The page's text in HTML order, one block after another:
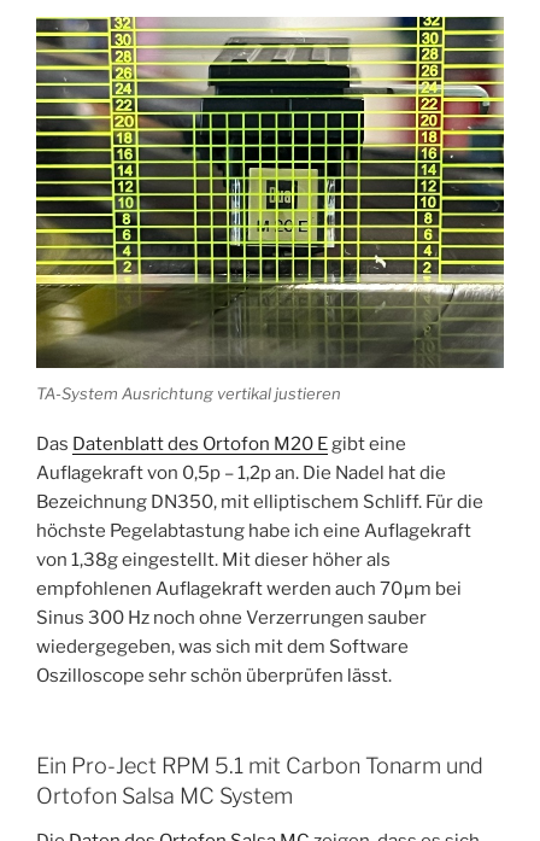
TA-System Ausrichtung vertikal justieren
Das Datenblatt des Ortofon M20 Egibt eine
Auflagekraft von 0,5p – 1,2p an. Die Nadel hat die
Bezeichnung DN350, mit elliptischem Schliff. Für die
höchste Pegelabtastung habe ich eine Auflagekraft
von 1,38g eingestellt. Mit dieser höher als
empfohlenen Auflagekraft werden auch 70μm bei
Sinus 300 Hz noch ohne Verzerrungen sauber
wiedergegeben, was sich mit dem Software
Oszilloscope sehr schön überprüfen lässt.
Ein Pro-Ject RPM 5.1 mit Carbon Tonarm und
Ortofon Salsa MC System